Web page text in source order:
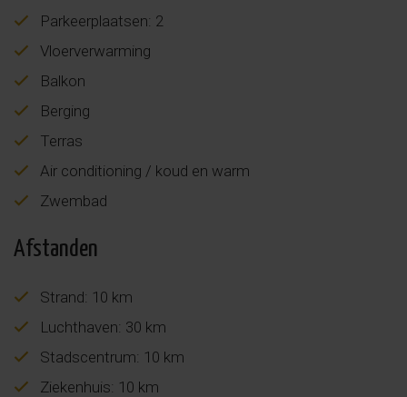
Parkeerplaatsen: 2
Vloerverwarming
Balkon
Berging
Terras
Air conditioning / koud en warm
Zwembad
Afstanden
Strand: 10 km
Luchthaven: 30 km
Stadscentrum: 10 km
Ziekenhuis: 10 km